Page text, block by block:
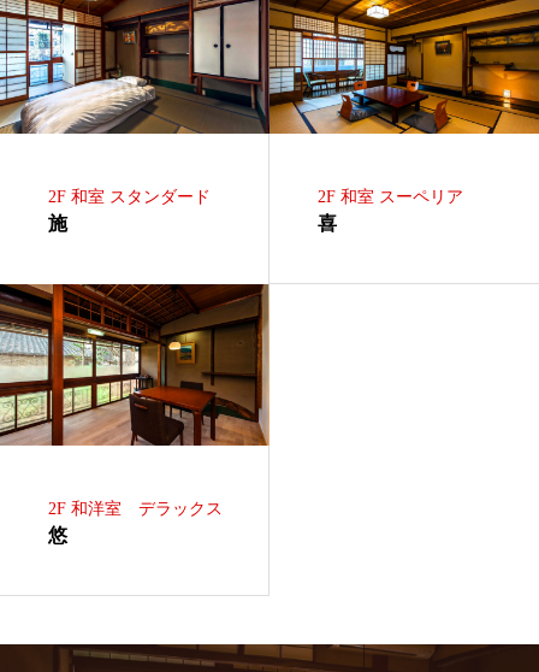
2F 和室 スタンダード
施
2F 和室 スーペリア
喜
2F 和洋室 デラックス
悠